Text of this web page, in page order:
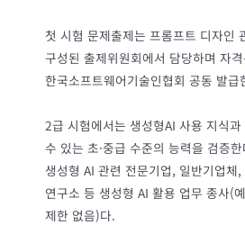
첫 시험 문제출제는 프롬프트 디자인
구성된 출제위원회에서 담당하며 자
한국소프트웨어기술인협회 공동 발급
2급 시험에서는 생성형AI 사용 지식
수 있는 초·중급 수준의 능력을 검증
생성형 AI 관련 전문기업, 일반기업체
연구소 등 생성형 AI 활용 업무 종사(
제한 없음)다.